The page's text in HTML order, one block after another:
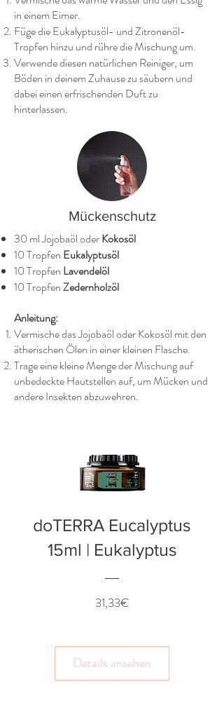
in einem Eimer.
Füge die Eukalyptusöl- und Zitronenöl-
Tropfen hinzu und rühre die Mischung um.
Verwende diesen natürlichen Reiniger, um
Böden in deinem Zuhause zu säubern und
dabei einen erfrischenden Duft zu
hinterlassen.
Mückenschutz
30 ml Jojobaöl oderKokosöl
10 Tropfen Eukalyptusöl
10 Tropfen Lavendelöl
10 TropfenZedernholzöl
Anleitung:
Vermische das Jojobaöl oder Kokosöl mit den
ätherischen Ölen in einer kleinen Flasche.
Trage eine kleine Menge der Mischung auf
unbedeckte Hautstellen auf, um Mücken und
andere Insekten abzuwehren.
doTERRA Eucalyptus
15ml | Eukalyptus
31,33€Preis
Details ansehen